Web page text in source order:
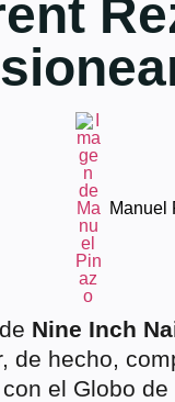
Manuel
de Nine Inch
de hecho,
el Globo de